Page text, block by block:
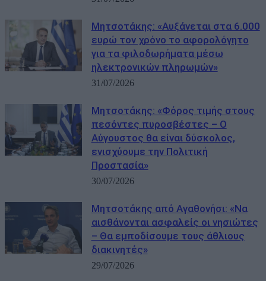
Μητσοτάκης: «Αυξάνεται στα 6.000
ευρώ τον χρόνο το αφορολόγητο
για τα φιλοδωρήματα μέσω
ηλεκτρονικών πληρωμών»
31/07/2026
Μητσοτάκης: «Φόρος τιμής στους
πεσόντες πυροσβέστες – Ο
Αύγουστος θα είναι δύσκολος,
ενισχύουμε την Πολιτική
Προστασία»
30/07/2026
Μητσοτάκης από Αγαθονήσι: «Να
αισθάνονται ασφαλείς οι νησιώτες
– Θα εμποδίσουμε τους άθλιους
διακινητές»
29/07/2026